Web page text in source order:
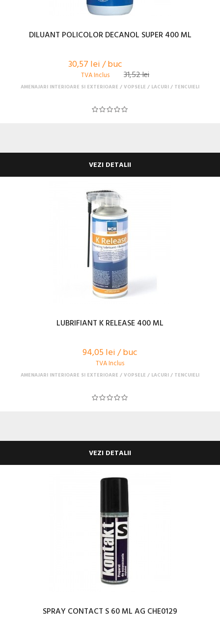
DILUANT POLICOLOR DECANOL SUPER 400 ML
30,57 lei / buc
TVA Inclus 31,52 lei
AMENAJARI INTERIOARE SI EXTERIOARE VOPSELE / LACURI / TENCUIELI
VEZI DETALII
LUBRIFIANT K RELEASE 400 ML
94,05 lei / buc
TVA Inclus
AMENAJARI INTERIOARE SI EXTERIOARE VOPSELE / LACURI / TENCUIELI
VEZI DETALII
SPRAY CONTACT S 60 ML AG CHE0129